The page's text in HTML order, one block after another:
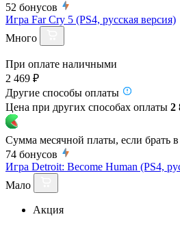
52 бонусов
Игра Far Cry 5 (PS4, русская версия)
Много
При оплате наличными
2 469 ₽
Другие способы оплаты
Цена при других способах оплаты 2
Сумма месячной платы, если брать в
74 бонусов
Игра Detroit: Become Human (PS4,
Мало
Акция